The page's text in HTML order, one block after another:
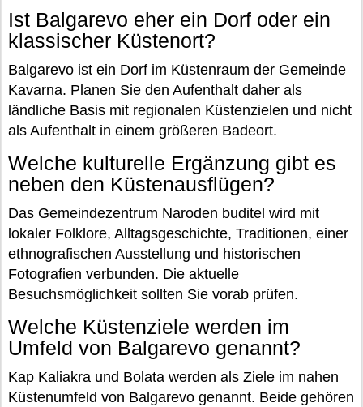
Ist Balgarevo eher ein Dorf oder ein
klassischer Küstenort?
Balgarevo ist ein Dorf im Küstenraum der Gemeinde
Kavarna. Planen Sie den Aufenthalt daher als
ländliche Basis mit regionalen Küstenzielen und nicht
als Aufenthalt in einem größeren Badeort.
Welche kulturelle Ergänzung gibt es
neben den Küstenausflügen?
Das Gemeindezentrum Naroden buditel wird mit
lokaler Folklore, Alltagsgeschichte, Traditionen, einer
ethnografischen Ausstellung und historischen
Fotografien verbunden. Die aktuelle
Besuchsmöglichkeit sollten Sie vorab prüfen.
Welche Küstenziele werden im
Umfeld von Balgarevo genannt?
Kap Kaliakra und Bolata werden als Ziele im nahen
Küstenumfeld von Balgarevo genannt. Beide gehören